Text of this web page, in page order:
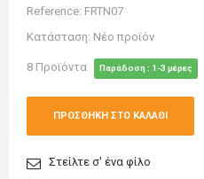
Reference: FRTN07
Κατάσταση: Νέο προϊόν
8 Προϊόντα Παράδοση : 1-3 μέρες
ΠΡΟΣΘΉΚΗ ΣΤΟ ΚΑΛΆΘΙ
Στείλτε σ' ένα φίλο